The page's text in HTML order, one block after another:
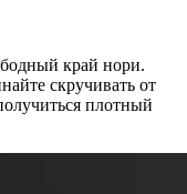
край нори.
скручивать от
плотный